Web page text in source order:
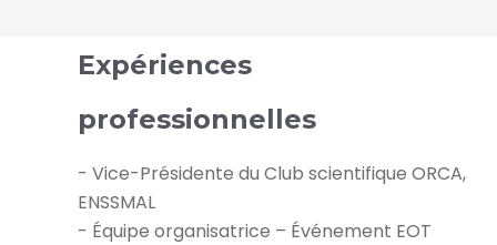
Expériences
professionnelles
- Vice-Présidente du Club scientifique ORCA,
ENSSMAL
- Équipe organisatrice – Événement EOT